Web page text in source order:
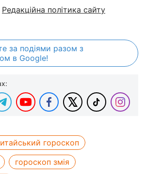
Редакційна політика сайту
за подіями разом з
в Google!
гороскоп
гороскоп змія